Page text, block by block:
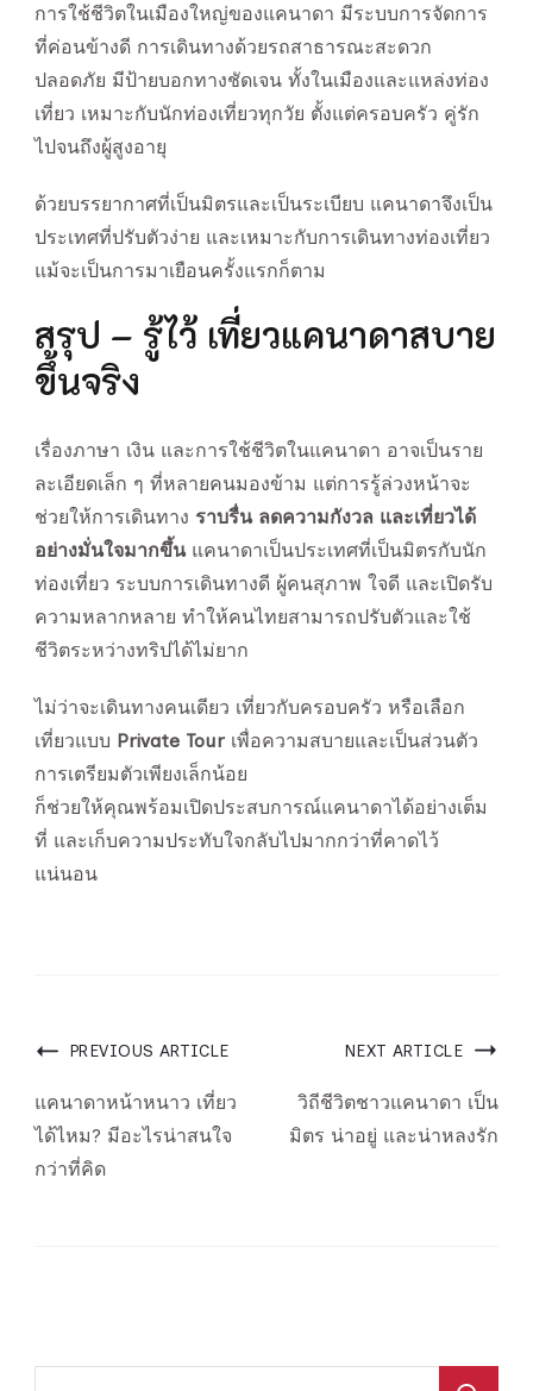
การใช้ชีวิตในเมืองใหญ่ของแคนาดา มีระบบการจัดการ
ที่ค่อนข้างดี การเดินทางด้วยรถสาธารณะสะดวก
ปลอดภัย มีป้ายบอกทางชัดเจน ทั้งในเมืองและแหล่งท่อง
เที่ยว เหมาะกับนักท่องเที่ยวทุกวัย ตั้งแต่ครอบครัว คู่รัก
ไปจนถึงผู้สูงอายุ
ด้วยบรรยากาศที่เป็นมิตรและเป็นระเบียบ แคนาดาจึงเป็น
ประเทศที่ปรับตัวง่าย และเหมาะกับการเดินทางท่องเที่ยว
แม้จะเป็นการมาเยือนครั้งแรกก็ตาม
สรุป – รู้ไว้ เที่ยวแคนาดาสบาย
ขึ้นจริง
เรื่องภาษา เงิน และการใช้ชีวิตในแคนาดา อาจเป็นราย
ละเอียดเล็ก ๆ ที่หลายคนมองข้าม แต่การรู้ล่วงหน้าจะ
ช่วยให้การเดินทาง ราบรื่น ลดความกังวล และเที่ยวได้
อย่างมั่นใจมากขึ้นแคนาดาเป็นประเทศที่เป็นมิตรกับนัก
ท่องเที่ยว ระบบการเดินทางดี ผู้คนสุภาพ ใจดี และเปิดรับ
ความหลากหลาย ทำให้คนไทยสามารถปรับตัวและใช้
ชีวิตระหว่างทริปได้ไม่ยาก
ไม่ว่าจะเดินทางคนเดียว เที่ยวกับครอบครัว หรือเลือก
เที่ยวแบบ Private Tour เพื่อความสบายและเป็นส่วนตัว
การเตรียมตัวเพียงเล็กน้อย
ก็ช่วยให้คุณพร้อมเปิดประสบการณ์แคนาดาได้อย่างเต็ม
ที่ และเก็บความประทับใจกลับไปมากกว่าที่คาดไว้
แน่นอน
Post
Navigation
PREVIOUS ARTICLE
แคนาดาหน้าหนาว เที่ยว
ได้ไหม? มีอะไรน่าสนใจ
กว่าที่คิด
NEXT ARTICLE
วิถีชีวิตชาวแคนาดา เป็น
มิตร น่าอยู่ และน่าหลงรัก